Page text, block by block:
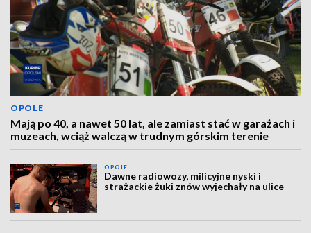
OPOLE
Mają po 40, a nawet 50 lat, ale zamiast stać w garażach i
muzeach, wciąż walczą w trudnym górskim terenie
OPOLE
Dawne radiowozy, milicyjne nyski i
strażackie żuki znów wyjechały na ulice